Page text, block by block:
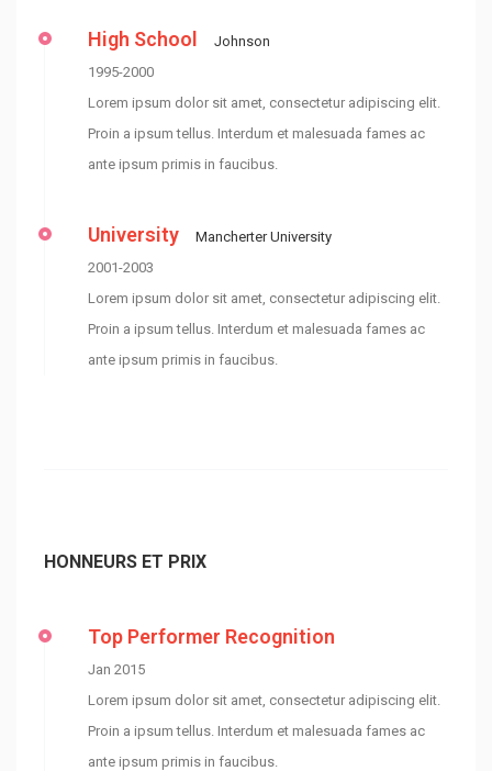
High School
Johnson
1995-2000
Lorem ipsum dolor sit amet, consectetur adipiscing elit.
Proin a ipsum tellus. Interdum et malesuada fames ac
ante ipsum primis in faucibus.
University
Mancherter University
2001-2003
Lorem ipsum dolor sit amet, consectetur adipiscing elit.
Proin a ipsum tellus. Interdum et malesuada fames ac
ante ipsum primis in faucibus.
HONNEURS ET PRIX
Top Performer Recognition
Jan 2015
Lorem ipsum dolor sit amet, consectetur adipiscing elit.
Proin a ipsum tellus. Interdum et malesuada fames ac
ante ipsum primis in faucibus.